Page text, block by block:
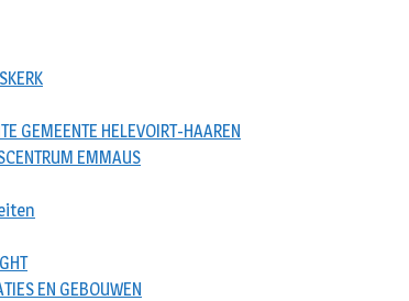
GEMEENTE HELEVOIRT-HAAREN
EMMAUS
EN GEBOUWEN